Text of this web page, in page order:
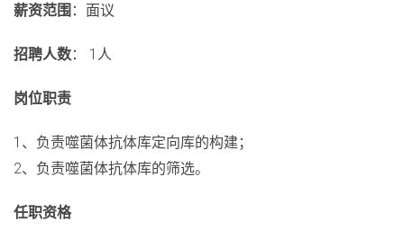
薪资范围 ：面议
招聘人数： 1人
岗位职责
1、负责噬菌体抗体库定向库的构建；
2、负责噬菌体抗体库的筛选。
任职资格